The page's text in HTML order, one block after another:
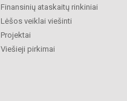
Finansinių ataskaitų rinkiniai
Lėšos veiklai viešinti
Projektai
Viešieji pirkimai